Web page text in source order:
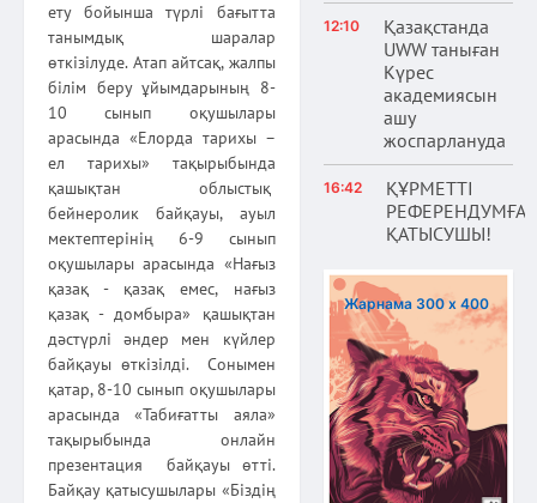
ету бойынша түрлі бағытта
танымдық шаралар
өткізілуде. Атап айтсақ, жалпы
білім беру ұйымдарының 8-
10 сынып оқушылары
арасында «Елорда тарихы –
ел тарихы» тақырыбында
қашықтан облыстық
бейнеролик байқауы, ауыл
мектептерінің 6-9 сынып
оқушылары арасында «Нағыз
қазақ - қазақ емес, нағыз
қазақ - домбыра» қашықтан
дәстүрлі әндер мен күйлер
байқауы өткізілді. Сонымен
қатар, 8-10 сынып оқушылары
арасында «Табиғатты аяла»
тақырыбында онлайн
презентация байқауы өтті.
Байқау қатысушылары «Біздің
12:10
Қазақстанда
UWW таныған
Күрес
академиясын
ашу
жоспарлануда
16:42
ҚҰРМЕТТІ
РЕФЕРЕНДУМҒА
ҚАТЫСУШЫ!
Жарнама 300 х 400